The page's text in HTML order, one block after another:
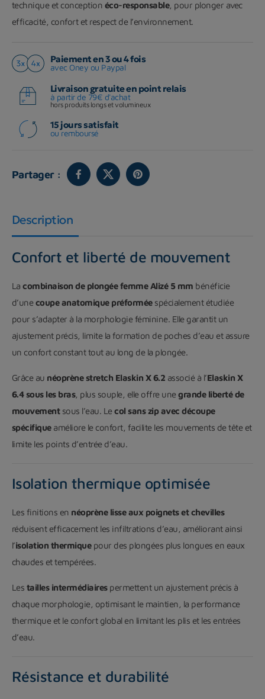
technique et conception éco-responsable, pour plonger avec
efficacité, confort et respect de l’environnement.
Paiement en 3 ou 4 fois
avec Oney ou Paypal
Livraison gratuite en point relais
à partir de 79€ d'achat
hors produits longs et volumineux
15 jours satisfait
ou remboursé
Partager :
Description
Confort et liberté de mouvement
Lacombinaison de plongée femme Alizé 5 mm bénéficie
d’unecoupe anatomique préforméespécialement étudiée
pour s’adapter à la morphologie féminine. Elle garantit un
ajustement précis, limite la formation de poches d’eau et assure
un confort constant tout au long de la plongée.
Grâce au néoprène stretch Elaskin X 6.2 associé à l’Elaskin X
6.4 sous les bras, plus souple, elle offre unegrande liberté de
mouvementsous l’eau. Lecol sans zip avec découpe
spécifiqueaméliore le confort, facilite les mouvements de tête et
limite les points d’entrée d’eau.
Isolation thermique optimisée
Les finitions en néoprène lisse aux poignets et chevilles
réduisent efficacement les infiltrations d’eau, améliorant ainsi
l’isolation thermiquepour des plongées plus longues en eaux
chaudes et tempérées.
Les tailles intermédiairespermettent un ajustement précis à
chaque morphologie, optimisant le maintien, la performance
thermique et le confort global en limitant les plis et les entrées
d’eau.
Résistance et durabilité